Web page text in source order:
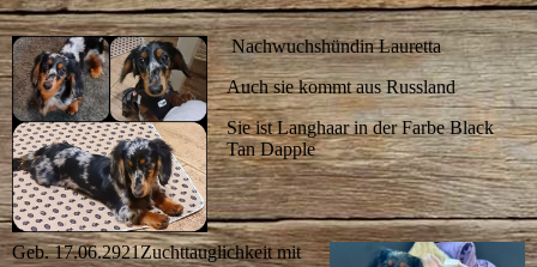
Nachwuchshündin Lauretta
Auch sie kommt aus Russland
Sie ist Langhaar in der Farbe Black
Tan Dapple
Geb. 17.06.2921Zuchttauglichkeit mit